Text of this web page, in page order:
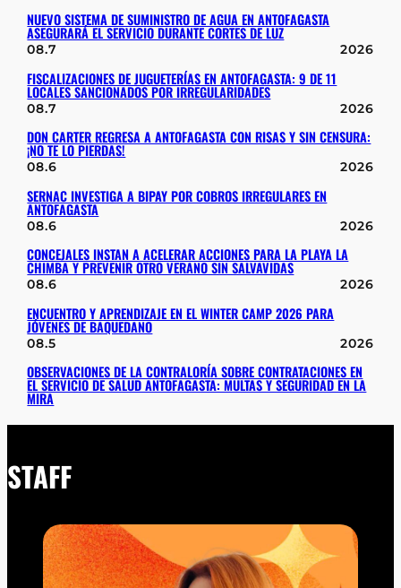
NUEVO SISTEMA DE SUMINISTRO DE AGUA EN ANTOFAGASTA
ASEGURARÁ EL SERVICIO DURANTE CORTES DE LUZ
08.7 2026
FISCALIZACIONES DE JUGUETERÍAS EN ANTOFAGASTA: 9 DE 11
LOCALES SANCIONADOS POR IRREGULARIDADES
08.7 2026
DON CARTER REGRESA A ANTOFAGASTA CON RISAS Y SIN CENSURA:
¡NO TE LO PIERDAS!
08.6 2026
SERNAC INVESTIGA A BIPAY POR COBROS IRREGULARES EN
ANTOFAGASTA
08.6 2026
CONCEJALES INSTAN A ACELERAR ACCIONES PARA LA PLAYA LA
CHIMBA Y PREVENIR OTRO VERANO SIN SALVAVIDAS
08.6 2026
ENCUENTRO Y APRENDIZAJE EN EL WINTER CAMP 2026 PARA
JÓVENES DE BAQUEDANO
08.5 2026
OBSERVACIONES DE LA CONTRALORÍA SOBRE CONTRATACIONES EN
EL SERVICIO DE SALUD ANTOFAGASTA: MULTAS Y SEGURIDAD EN LA
MIRA
STAFF